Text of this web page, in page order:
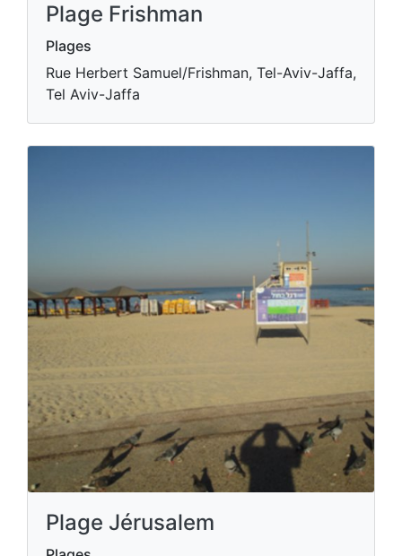
Plage Frishman
Plages
Rue Herbert Samuel/Frishman, Tel-Aviv-Jaffa,
Tel Aviv-Jaffa
Plage Jérusalem